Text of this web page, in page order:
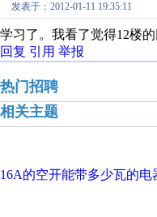
发表于：2012-01-11 19:35:11
学习了。我看了觉得12楼的
回复 引用 举报
热门招聘
相关主题
16A的空开能带多少瓦的电